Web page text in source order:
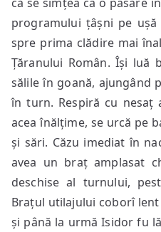
programului țâșni pe
spre prima clădire mai
Țăranului Român. Își luă
sălile în goană, ajungând
în turn. Respiră cu nesaț
acea înălțime, se urcă pe
și sări. Căzu imediat în
avea un braț amplasat
deschise al turnului,
Brațul utilajului coborî
și până la urmă Isidor fu